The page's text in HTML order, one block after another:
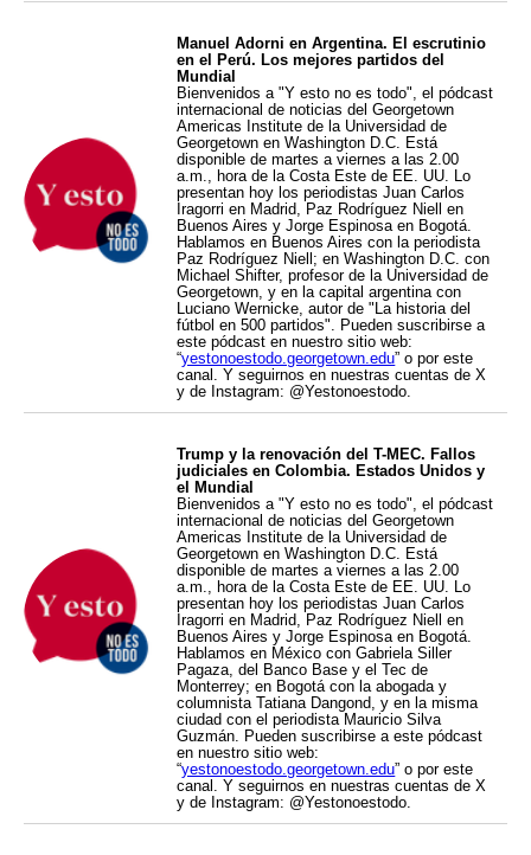
Manuel Adorni en Argentina. El escrutinio
en el Perú. Los mejores partidos del
Mundial
Bienvenidos a "Y esto no es todo", el pódcast
internacional de noticias del Georgetown
Americas Institute de la Universidad de
Georgetown en Washington D.C. Está
disponible de martes a viernes a las 2.00
a.m., hora de la Costa Este de EE. UU. Lo
presentan hoy los periodistas Juan Carlos
Iragorri en Madrid, Paz Rodríguez Niell en
Buenos Aires y Jorge Espinosa en Bogotá.
Hablamos en Buenos Aires con la periodista
Paz Rodríguez Niell; en Washington D.C. con
Michael Shifter, profesor de la Universidad de
Georgetown, y en la capital argentina con
Luciano Wernicke, autor de "La historia del
fútbol en 500 partidos". Pueden suscribirse a
este pódcast en nuestro sitio web:
“yestonoestodo.georgetown.edu” o por este
canal. Y seguirnos en nuestras cuentas de X
y de Instagram: @Yestonoestodo.
Trump y la renovación del T-MEC. Fallos
judiciales en Colombia. Estados Unidos y
el Mundial
Bienvenidos a "Y esto no es todo", el pódcast
internacional de noticias del Georgetown
Americas Institute de la Universidad de
Georgetown en Washington D.C. Está
disponible de martes a viernes a las 2.00
a.m., hora de la Costa Este de EE. UU. Lo
presentan hoy los periodistas Juan Carlos
Iragorri en Madrid, Paz Rodríguez Niell en
Buenos Aires y Jorge Espinosa en Bogotá.
Hablamos en México con Gabriela Siller
Pagaza, del Banco Base y el Tec de
Monterrey; en Bogotá con la abogada y
columnista Tatiana Dangond, y en la misma
ciudad con el periodista Mauricio Silva
Guzmán. Pueden suscribirse a este pódcast
en nuestro sitio web:
“yestonoestodo.georgetown.edu” o por este
canal. Y seguirnos en nuestras cuentas de X
y de Instagram: @Yestonoestodo.